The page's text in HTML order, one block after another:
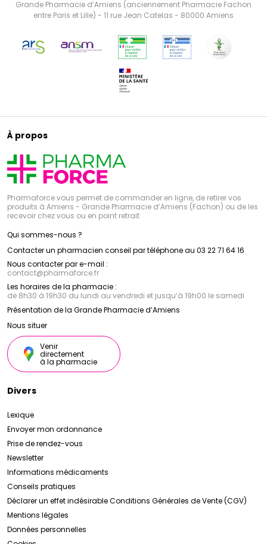
Grande Pharmacie d’Amiens (anciennement Pharmacie Fachon
entre Paris et Lille) - 11 rue Jean Catelas - 80000 Amiens
À propos
Pharmaforce vous permet de commander en ligne, de retirer vos
produits à Amiens - Grande Pharmacie d’Amiens (Fachon) ou de les
recevoir chez vous ou en point retrait
Qui sommes-nous ?
Contacter un pharmacien conseil par téléphone au 03 22 71 64 16
Nous contacter par e-mail :
contact@pharmaforce.fr
Les horaires de la pharmacie :
de 8h30 à 19h30 du lundi au vendredi et jusqu’à 19h00 le samedi
Présentation de la Grande Pharmacie d’Amiens
Nous situer
Venir
directement
à la pharmacie
Divers
Lexique
Envoyer mon ordonnance
Prise de rendez-vous
Newsletter
Informations médicaments
Conseils pratiques
Déclarer un effet indésirableConditions Générales de Vente (CGV)
Mentions légales
Données personnelles